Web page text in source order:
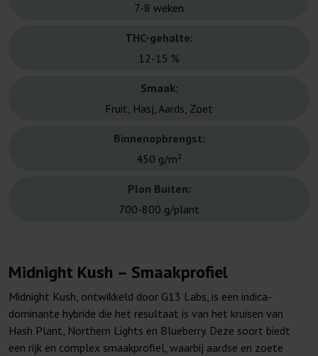
7-8 weken
THC-gehalte:
12-15 %
Smaak:
Fruit, Hasj, Aards, Zoet
Binnenopbrengst:
450 g/m²
Plon Buiten:
700-800 g/plant
Midnight Kush – Smaakprofiel
Midnight Kush, ontwikkeld door G13 Labs, is een indica-
dominante hybride die het resultaat is van het kruisen van
Hash Plant, Northern Lights en Blueberry. Deze soort biedt
een rijk en complex smaakprofiel, waarbij aardse en zoete